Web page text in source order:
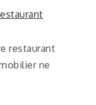
restaurant
ne